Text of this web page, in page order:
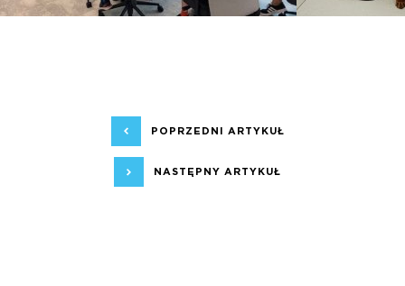
POPRZEDNI ARTYKUŁ
NASTĘPNY ARTYKUŁ